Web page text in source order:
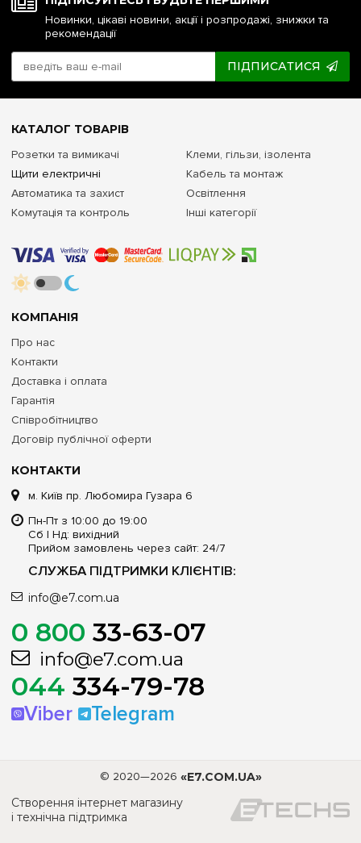
Новинки, цікаві новини, акції і розпродажі, знижки та
рекомендації
ПІДПИСАТИСЯ
КОНТАКТИ
м. Київ пр. Любомира Гузара 6
Пн-Пт з 10:00 до 19:00
Сб | Нд: вихідний
Прийом замовлень через сайт: 24/7
СЛУЖБА ПІДТРИМКИ КЛІЄНТІВ:
info@e7.com.ua
0 800 33-63-07
info@e7.com.ua
044 334-79-78
Viber Telegram
КОМПАНІЯ
Про нас
Контакти
Доставка і оплата
Гарантія
Співробітництво
Договір публічної оферти
КАТАЛОГ ТОВАРІВ
Розетки та вимикачі
Щити електричні
Автоматика та захист
Комутація та контроль
Клеми, гільзи, ізолента
Кабель та монтаж
Освітлення
Інші категорії
© 2020—2026 «E7.COM.UA»
Створення інтернет магазину
і технічна підтримка